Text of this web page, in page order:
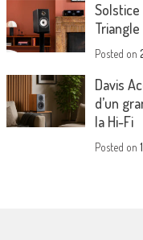
Triangle
Posted on
Davis
d’un
la Hi-Fi
Posted on